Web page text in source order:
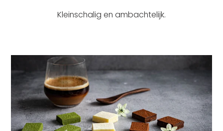
Kleinschalig en ambachtelijk.